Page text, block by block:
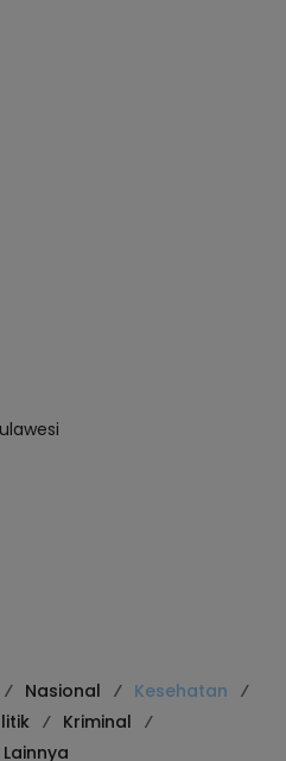
Nasional
Kesehatan
Kriminal
Lainnya